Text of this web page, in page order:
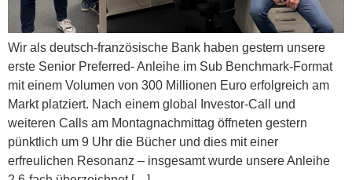
Wir als deutsch-französische Bank haben gestern unsere
erste Senior Preferred- Anleihe im Sub Benchmark-Format
mit einem Volumen von 300 Millionen Euro erfolgreich am
Markt platziert. Nach einem global Investor-Call und
weiteren Calls am Montagnachmittag öffneten gestern
pünktlich um 9 Uhr die Bücher und dies mit einer
erfreulichen Resonanz – insgesamt wurde unsere Anleihe